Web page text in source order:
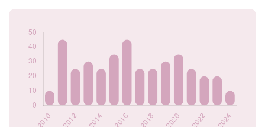
Popularité du
prénom Célyan par
2020
2021
2022
2023
2024
10